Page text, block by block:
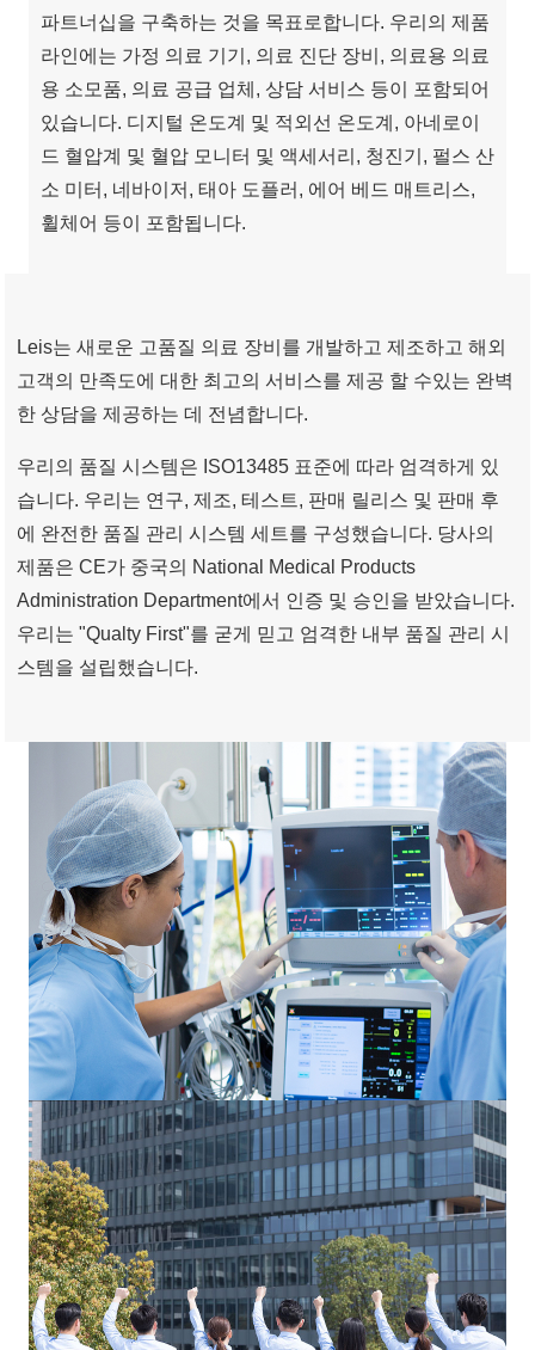
파트너십을 구축하는 것을 목표로합니다. 우리의 제품
라인에는 가정 의료 기기, 의료 진단 장비, 의료용 의료
용 소모품, 의료 공급 업체, 상담 서비스 등이 포함되어
있습니다. 디지털 온도계 및 적외선 온도계, 아네로이
드 혈압계 및 혈압 모니터 및 액세서리, 청진기, 펄스 산
소 미터, 네바이저, 태아 도플러, 에어 베드 매트리스,
휠체어 등이 포함됩니다.
Leis는 새로운 고품질 의료 장비를 개발하고 제조하고 해외
고객의 만족도에 대한 최고의 서비스를 제공 할 수있는 완벽
한 상담을 제공하는 데 전념합니다.
우리의 품질 시스템은 ISO13485 표준에 따라 엄격하게 있
습니다. 우리는 연구, 제조, 테스트, 판매 릴리스 및 판매 후
에 완전한 품질 관리 시스템 세트를 구성했습니다. 당사의
제품은 CE가 중국의 National Medical Products
Administration Department에서 인증 및 승인을 받았습니다.
우리는 "Qualty First"를 굳게 믿고 엄격한 내부 품질 관리 시
스템을 설립했습니다.